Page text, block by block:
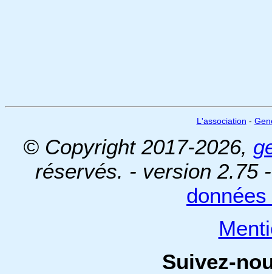
L'association -
© Copyright 2017-2026,
réservés. - version 2.75
Suivez-